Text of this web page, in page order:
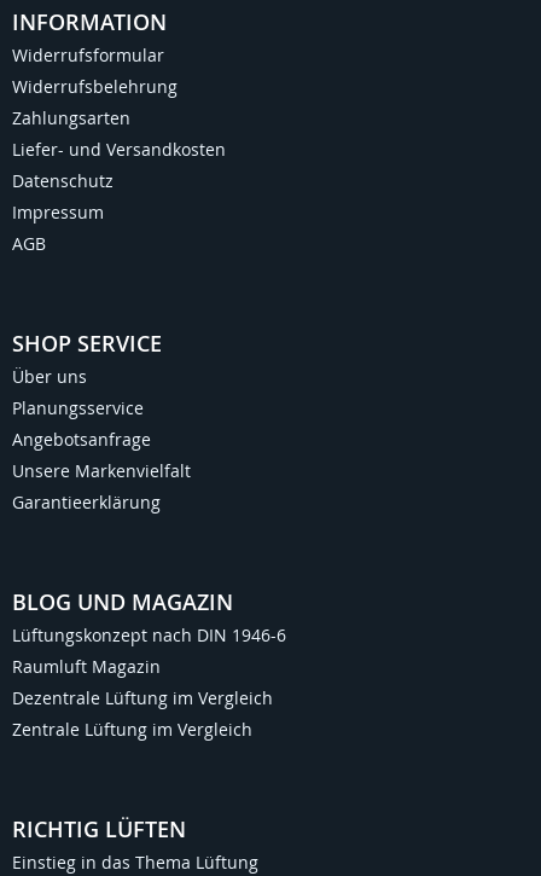
INFORMATION
Widerrufsformular
Widerrufsbelehrung
Zahlungsarten
Liefer- und Versandkosten
Datenschutz
Impressum
AGB
SHOP SERVICE
Über uns
Planungsservice
Angebotsanfrage
Unsere Markenvielfalt
Garantieerklärung
BLOG UND MAGAZIN
Lüftungskonzept nach DIN 1946-6
Raumluft Magazin
Dezentrale Lüftung im Vergleich
Zentrale Lüftung im Vergleich
RICHTIG LÜFTEN
Einstieg in das Thema Lüftung